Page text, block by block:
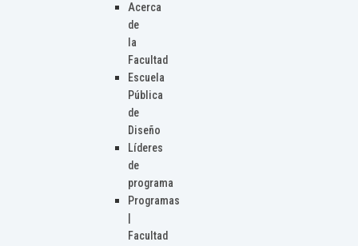
Acerca
de
la
Facultad
Escuela
Pública
de
Diseño
Líderes
de
programa
Programas
Facultad